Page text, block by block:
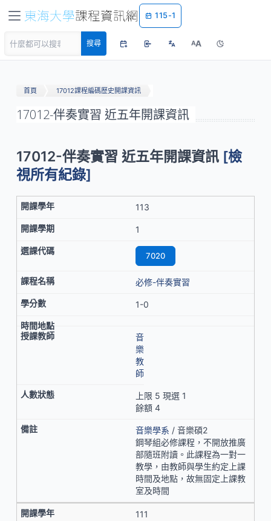
115-1
搜尋 AA
首頁 17012課程編碼歷史開課資訊
17012-伴奏實習 近五年開課資訊
17012-伴奏實習 近五年開課資訊 [檢
視所有紀錄]
113
1
7020
必修-伴奏實習
1-0
音
樂
教
師
上限 5 現選 1
餘額 4
音樂學系 / 音樂碩2
鋼琴組必修課程，不開放推廣
部隨班附讀。此課程為一對一
教學，由教師與學生約定上課
時間及地點，故無固定上課教
室及時間
111